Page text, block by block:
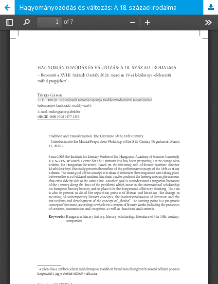
Hagyományozódás és változás: A 18. század irodalma